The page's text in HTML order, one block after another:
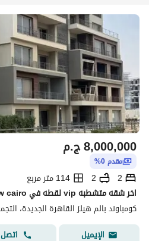
ج.م8,000,000
مقدم 0%
2
2
114 متر مربع
الإيميل
اتصل